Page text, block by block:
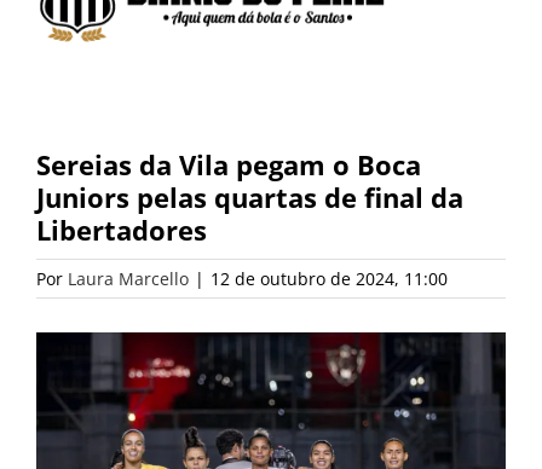
Sereias da Vila pegam o Boca
Juniors pelas quartas de final da
Libertadores
Por Laura Marcello | 12 de outubro de 2024, 11:00